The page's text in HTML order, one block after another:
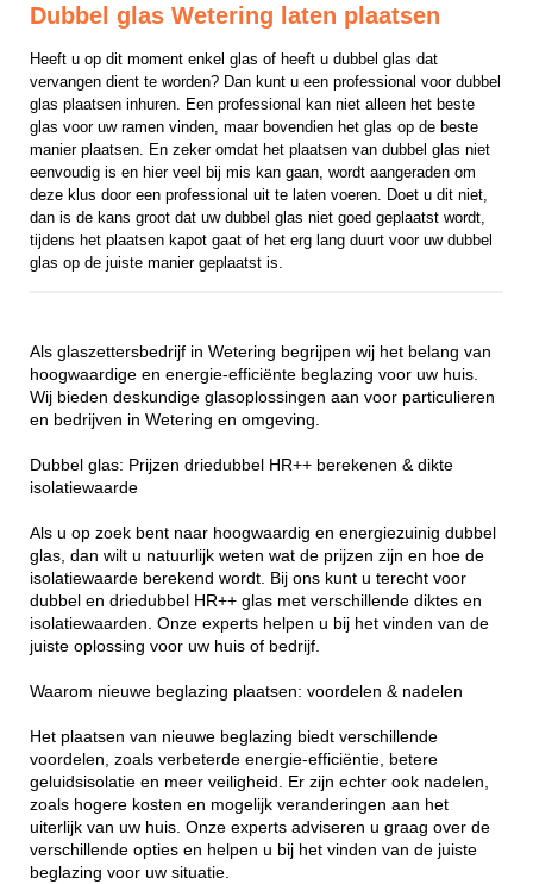
Dubbel glas Wetering laten plaatsen
Heeft u op dit moment enkel glas of heeft u dubbel glas dat
vervangen dient te worden? Dan kunt u een professional voor dubbel
glas plaatsen inhuren. Een professional kan niet alleen het beste
glas voor uw ramen vinden, maar bovendien het glas op de beste
manier plaatsen. En zeker omdat het plaatsen van dubbel glas niet
eenvoudig is en hier veel bij mis kan gaan, wordt aangeraden om
deze klus door een professional uit te laten voeren. Doet u dit niet,
dan is de kans groot dat uw dubbel glas niet goed geplaatst wordt,
tijdens het plaatsen kapot gaat of het erg lang duurt voor uw dubbel
glas op de juiste manier geplaatst is.
Als glaszettersbedrijf in Wetering begrijpen wij het belang van
hoogwaardige en energie-efficiënte beglazing voor uw huis.
Wij bieden deskundige glasoplossingen aan voor particulieren
en bedrijven in Wetering en omgeving.
Dubbel glas: Prijzen driedubbel HR++ berekenen & dikte
isolatiewaarde
Als u op zoek bent naar hoogwaardig en energiezuinig dubbel
glas, dan wilt u natuurlijk weten wat de prijzen zijn en hoe de
isolatiewaarde berekend wordt. Bij ons kunt u terecht voor
dubbel en driedubbel HR++ glas met verschillende diktes en
isolatiewaarden. Onze experts helpen u bij het vinden van de
juiste oplossing voor uw huis of bedrijf.
Waarom nieuwe beglazing plaatsen: voordelen & nadelen
Het plaatsen van nieuwe beglazing biedt verschillende
voordelen, zoals verbeterde energie-efficiëntie, betere
geluidsisolatie en meer veiligheid. Er zijn echter ook nadelen,
zoals hogere kosten en mogelijk veranderingen aan het
uiterlijk van uw huis. Onze experts adviseren u graag over de
verschillende opties en helpen u bij het vinden van de juiste
beglazing voor uw situatie.